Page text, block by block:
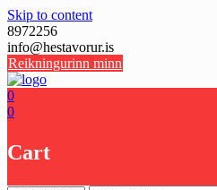
Skip to content
8972256
info@hestavorur.is
Reikningurinn minn
0
0
Cart